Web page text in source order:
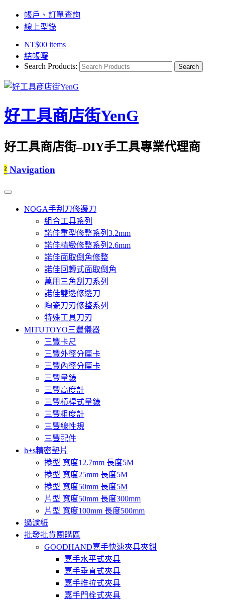
帳戶、訂單查詢
線上型錄
NT$00 items
結帳囉
Search Products:
好工具商店街YenG
好工具商店街–DIY手工具專業代理商
² Navigation
NOGA手刮刀修邊刀
組合工具系列
諾佳重型修整系列3.2mm
諾佳精緻修整系列2.6mm
諾佳面取倒角修整
諾佳回轉式面取倒角
萬用三角刮刀系列
諾佳雙邊修邊刀
陶瓷刀刃修整系列
特殊工具刀刃
MITUTOYO三豐儀器
三豐卡尺
三豐外徑分厘卡
三豐內徑分厘卡
三豐量錶
三豐高度計
三豐槓桿式量錶
三豐粗度計
三豐線性規
三豐配件
h+s精密墊片
捲型 寬度12.7mm 長度5M
捲型 寬度25mm 長度5M
捲型 寬度50mm 長度5M
片型 寬度50mm 長度300mm
片型 寬度100mm 長度500mm
過濾紙
批發批貨團購區
GOODHAND嘉手快速夾具夾鉗
嘉手水平式夾具
嘉手垂直式夾具
嘉手推拉式夾具
嘉手門栓式夾具